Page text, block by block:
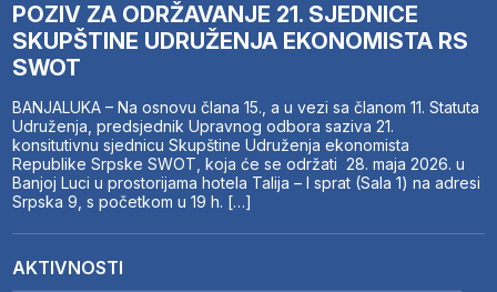
POZIV ZA ODRŽAVANJE 21. SJEDNICE
SKUPŠTINE UDRUŽENJA EKONOMISTA RS
SWOT
BANJALUKA – Na osnovu člana 15., a u vezi sa članom 11. Statuta
Udruženja, predsjednik Upravnog odbora saziva 21.
konsitutivnu sjednicu Skupštine Udruženja ekonomista
Republike Srpske SWOT, koja će se održati 28. maja 2026. u
Banjoj Luci u prostorijama hotela Talija – I sprat (Sala 1) na adresi
Srpska 9, s početkom u 19 h. […]
AKTIVNOSTI